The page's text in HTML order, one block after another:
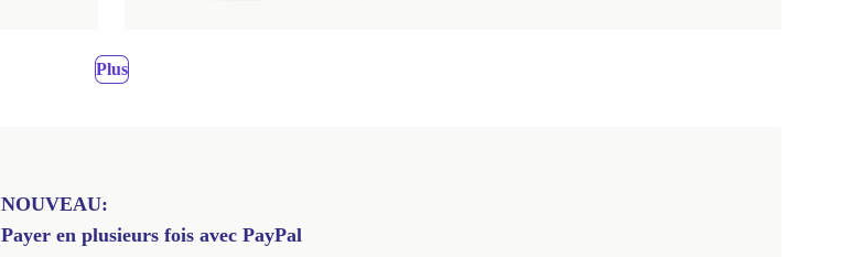
Plus
NOUVEAU:
Payer en plusieurs fois avec PayPal